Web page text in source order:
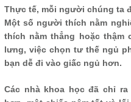
Thực tế, mỗi người chúng ta
Một số người thích nằm
thích nằm thẳng hoặc thậm
lưng, việc chọn tư thế ngủ
bạn dễ đi vào giấc ngủ hơn.
Các nhà khoa học đã chỉ